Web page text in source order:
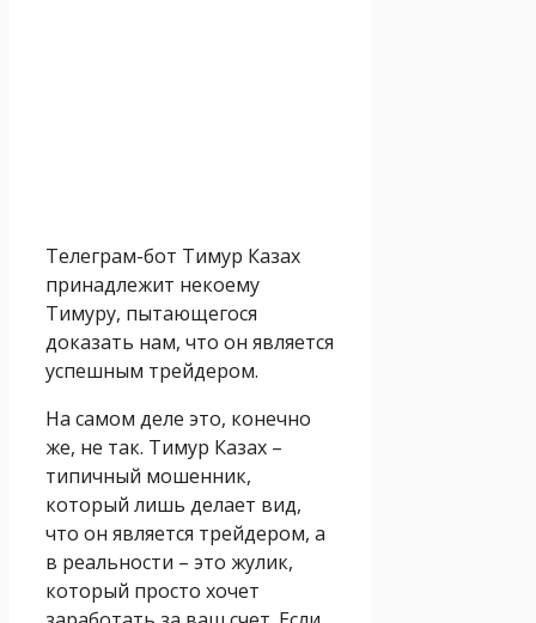
Телеграм-бот Тимур Казах
принадлежит некоему
Тимуру, пытающегося
доказать нам, что он является
успешным трейдером.
На самом деле это, конечно
же, не так. Тимур Казах –
типичный мошенник,
который лишь делает вид,
что он является трейдером, а
в реальности – это жулик,
который просто хочет